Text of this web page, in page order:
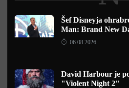
Šef Disneyja
Man: Brand New
06.08.2026.
David Harbour je
"Violent Night 2"